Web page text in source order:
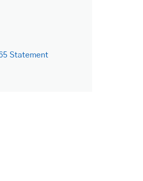
Statement